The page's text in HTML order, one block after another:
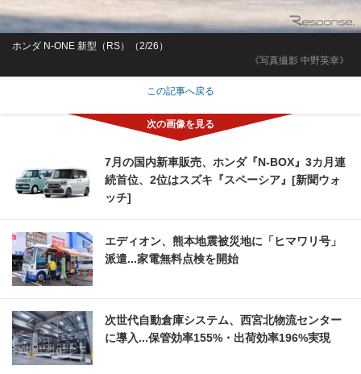
《写真撮影 中野英幸》
ホンダ N-ONE 新型（RS）（2/26）
この記事へ戻る
7月の国内新車販売、ホンダ『N-BOX』3カ月連
続首位、2位はスズキ『スペーシア』[新聞ウォ
ッチ]
エディオン、熊本地震被災地に「ヒマワリ号」
派遣...家電無料点検を開始
次世代自動倉庫システム、西宮北物流センター
に導入...保管効率155%・出荷効率196%実現